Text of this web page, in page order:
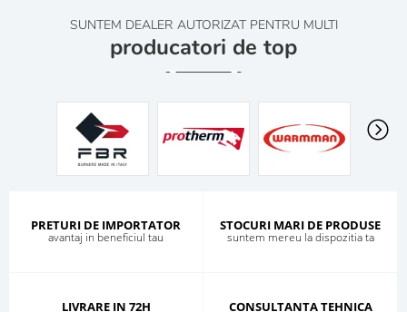
SUNTEM DEALER AUTORIZAT PENTRU MULTI
producatori de top
PRETURI DE IMPORTATOR
avantaj in beneficiul tau
STOCURI MARI DE PRODUSE
suntem mereu la dispozitia ta
LIVRARE IN 72H CONSULTANTA TEHNICA